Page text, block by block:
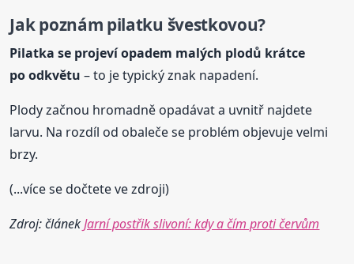
Jak poznám pilatku švestkovou?
Pilatka se projeví opadem malých plodů krátce
po odkvětu – to je typický znak napadení.
Plody začnou hromadně opadávat a uvnitř najdete
larvu. Na rozdíl od obaleče se problém objevuje velmi
brzy.
(...více se dočtete ve zdroji)
Zdroj: článekJarní postřik slivoní: kdy a čím proti červům